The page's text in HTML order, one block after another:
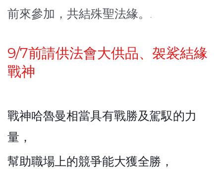
前來參加，共結殊聖法緣。
.
9/7前請供法會大供品、袈裟結緣
戰神
戰神哈魯曼相當具有戰勝及駕馭的力
量，
幫助職場上的競爭能大獲全勝，